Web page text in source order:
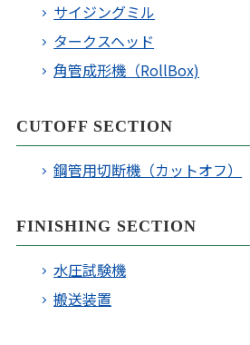
サイジングミル
タークスヘッド
角管成形機（RollBox)
CUTOFF SECTION
鋼管用切断機（カットオフ）
FINISHING SECTION
水圧試験機
搬送装置